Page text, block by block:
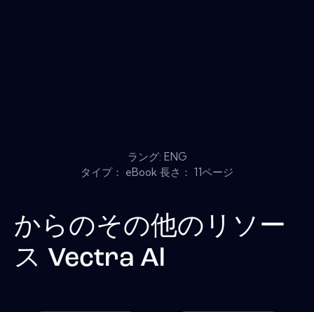
ラング: ENG
タイプ： eBook 長さ： 11ページ
からのその他のリソー
ス Vectra Al